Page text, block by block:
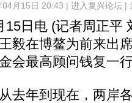
月15日 20:43 | 进入复兴论坛|
日电 (记者周正平
毅在博鳌为前来出
会最高顾问钱复一
年到现在，两岸